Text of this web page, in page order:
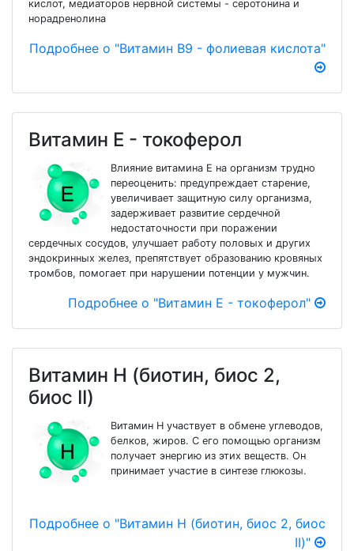
кислот, медиаторов нервной системы - серотонина и
норадренолина
Подробнее о "Витамин В9 - фолиевая кислота"
Витамин Е - токоферол
Влияние витамина Е на организм трудно
переоценить: предупреждает старение,
увеличивает защитную силу организма,
задерживает развитие сердечной
недостаточности при поражении
сердечных сосудов, улучшает работу половых и других
эндокринных желез, препятствует образованию кровяных
тромбов, помогает при нарушении потенции у мужчин.
Подробнее о "Витамин Е - токоферол"
Витамин Н (биотин, биос 2,
биос II)
Витамин Н участвует в обмене углеводов,
белков, жиров. С его помощью организм
получает энергию из этих веществ. Он
принимает участие в синтезе глюкозы.
Подробнее о "Витамин Н (биотин, биос 2, биос
II)"